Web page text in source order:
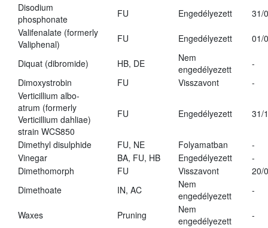
Disodium
phosphonate
FU Engedélyezett
31/
Valifenalate (formerly
Valiphenal)
FU Engedélyezett 01/
Diquat (dibromide) HB, DE
Nem
engedélyezett
-
Dimoxystrobin
FU Visszavont
-
Verticillium albo-
atrum (formerly
Verticillium dahliae)
strain WCS850
FU Engedélyezett 31/
Dimethyl disulphide FU, NE Folyamatban
-
Vinegar
BA, FU, HB Engedélyezett
-
Dimethomorph
FU Visszavont
20/
Dimethoate
IN, AC
Nem
engedélyezett
-
Waxes Pruning
Nem
engedélyezett
-